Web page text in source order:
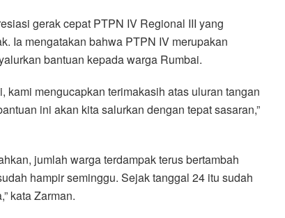
gerak cepat PTPN IV Regional III yang
Ia mengatakan bahwa PTPN IV merupakan
bantuan kepada warga Rumbai.
kami mengucapkan terimakasih atas uluran tangan
ini akan kita salurkan dengan tepat sasaran,”
jumlah warga terdampak terus bertambah
hampir seminggu. Sejak tanggal 24 itu sudah
kata Zarman.